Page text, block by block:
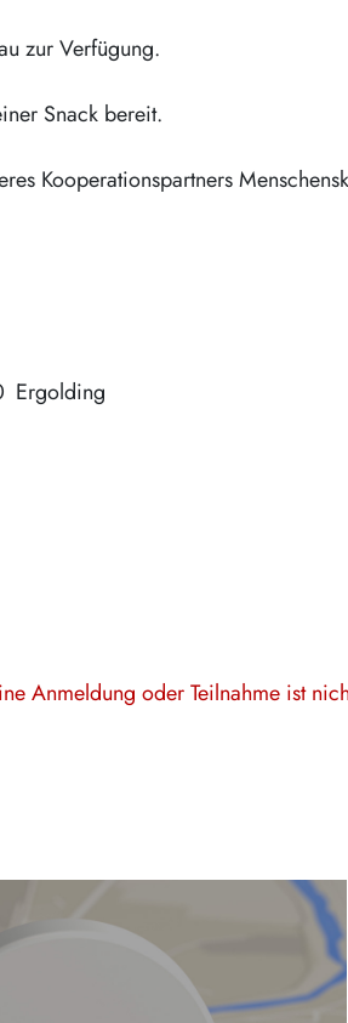
zur Verfügung.
Snack bereit.
Kooperationspartners
Ergolding
Anmeldung oder Teilnahme ist